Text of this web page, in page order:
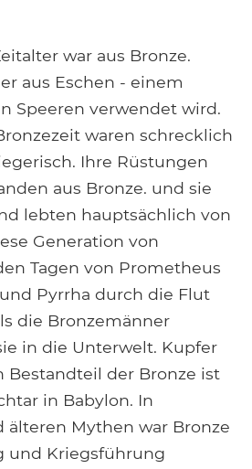
war aus Bronze.
aus Eschen - einem
Speeren verwendet wird.
waren schrecklich
Ihre Rüstungen
aus Bronze. und sie
lebten hauptsächlich von
Generation von
Tagen von Prometheus
Pyrrha durch die Flut
die Bronzemänner
in die Unterwelt. Kupfer
Bestandteil der Bronze ist
in Babylon. In
älteren Mythen war Bronze
und Kriegsführung